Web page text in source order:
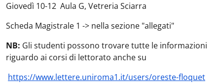
Giovedì 10-12 Aula G, Vetreria Sciarra
Scheda Magistrale 1 -> nella sezione "allegati"
NB: Gli studenti possono trovare tutte le informazioni
riguardo ai corsi di lettorato anche su
https://www.lettere.uniroma1.it/users/oreste-floquet